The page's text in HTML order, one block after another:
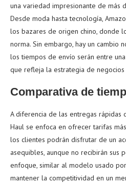
una variedad impresionante de más
Desde moda hasta tecnología,
los bazares de origen chino, donde
norma. Sin embargo, hay un cambio
los tiempos de envío serán entre una
que refleja la estrategia de
Comparativa de
A diferencia de las entregas rápidas
Haul se enfoca en ofrecer tarifas
los clientes podrán disfrutar de un
asequibles, aunque no recibirán sus
enfoque, similar al modelo usado
mantener la competitividad en un